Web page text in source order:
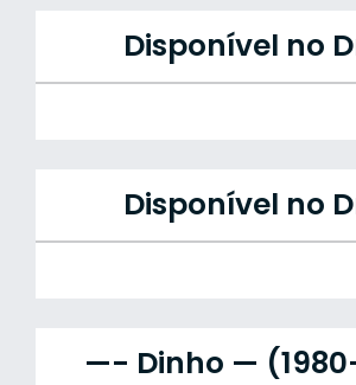
Disponível no
Disponível no
—- Dinho —